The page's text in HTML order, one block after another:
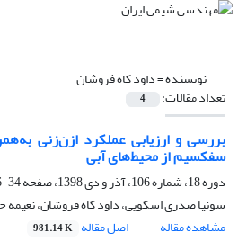
نویسنده =داود کاه فروشان
تعداد مقالات: 4
بررسی و ارزیابی عملکرد ازن‌زنی
سفکسیم از محیط‌های آبی
دوره 18، شماره 106، آذر و دی 1398، صفحه
34-46
سونیا صدری اسکویی، داود کاه فروشان، نعیمه
مشاهده مقاله
اصل مقاله 981.14 K